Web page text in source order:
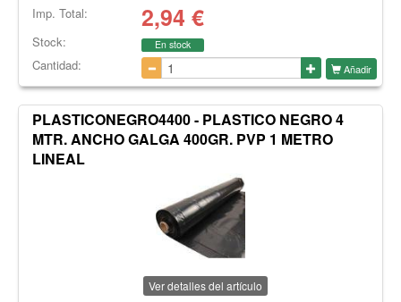
Imp. Total: 2,94 €
Stock: En stock
Cantidad: Añadir
PLASTICONEGRO4400 - PLASTICO NEGRO 4
MTR. ANCHO GALGA 400GR. PVP 1 METRO
LINEAL
Ver detalles del artículo